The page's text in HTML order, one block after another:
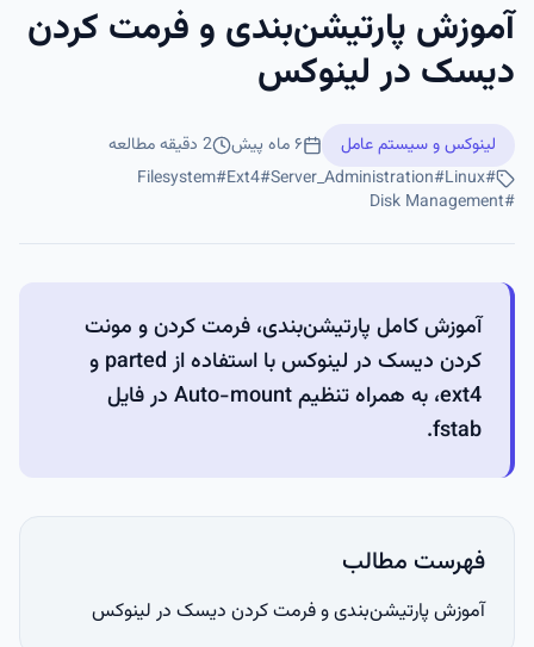
آموزش پارتیشن‌بندی و فرمت کردن
دیسک در لینوکس
لینوکس و سیستم عامل ۶ ماه پیش 2 دقیقه مطالعه
#
Linux
#
Server_Administration
#
Ext4
#
Filesystem
#
Disk Management
آموزش کامل پارتیشن‌بندی، فرمت کردن و مونت
کردن دیسک در لینوکس با استفاده از parted و
ext4، به همراه تنظیم Auto-mount در فایل
fstab.
فهرست مطالب
آموزش پارتیشن‌بندی و فرمت کردن دیسک در لینوکس